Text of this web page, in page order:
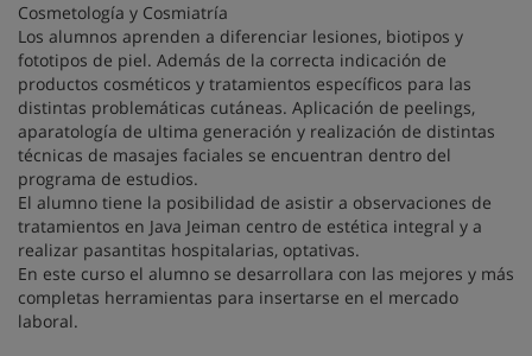
Cosmetología y Cosmiatría
Los alumnos aprenden a diferenciar lesiones, biotipos y
fototipos de piel. Además de la correcta indicación de
productos cosméticos y tratamientos específicos para las
distintas problemáticas cutáneas. Aplicación de peelings,
aparatología de ultima generación y realización de distintas
técnicas de masajes faciales se encuentran dentro del
programa de estudios.
El alumno tiene la posibilidad de asistir a observaciones de
tratamientos en Java Jeiman centro de estética integral y a
realizar pasantitas hospitalarias, optativas.
En este curso el alumno se desarrollara con las mejores y más
completas herramientas para insertarse en el mercado
laboral.